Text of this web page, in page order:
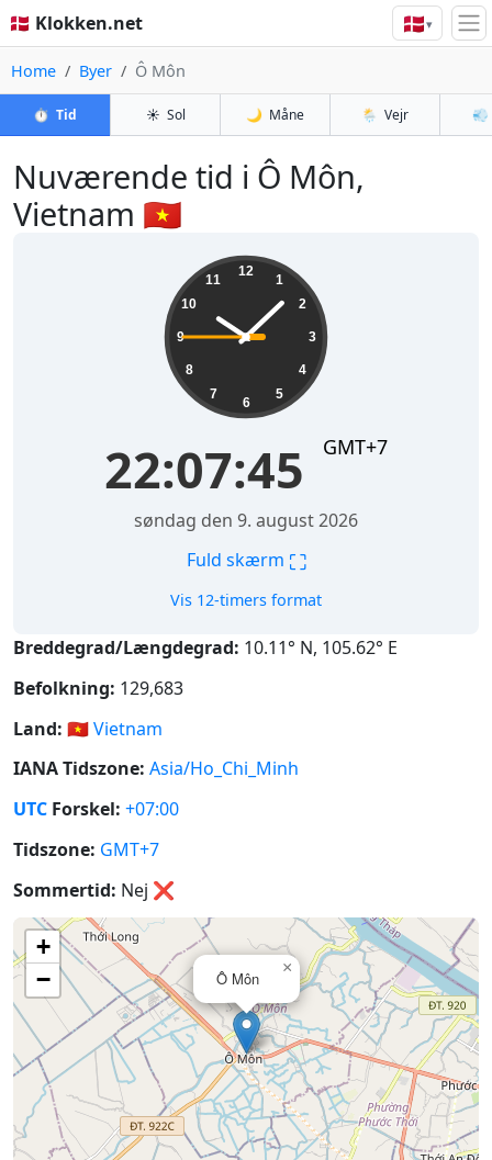
🇩🇰 Klokken.net 🇩🇰▾
Home Byer Ô Môn
⏱️ Tid ☀️ Sol 🌙 Måne 🌦️ Vejr 💨
Nuværende tid i Ô Môn,
Vietnam 🇻🇳
12
1
2
3
4
5
6
7
8
9
10
11
22:07:45 GMT+7
søndag den 9. august 2026
Fuld skærm ⛶
Vis 12-timers format
Breddegrad/Længdegrad: 10.11° N, 105.62° E
Befolkning: 129,683
Land: 🇻🇳Vietnam
IANA Tidszone: Asia/Ho_Chi_Minh
UTC Forskel: +07:00
Tidszone: GMT+7
Sommertid: Nej ❌
Ô Môn
×
+
−